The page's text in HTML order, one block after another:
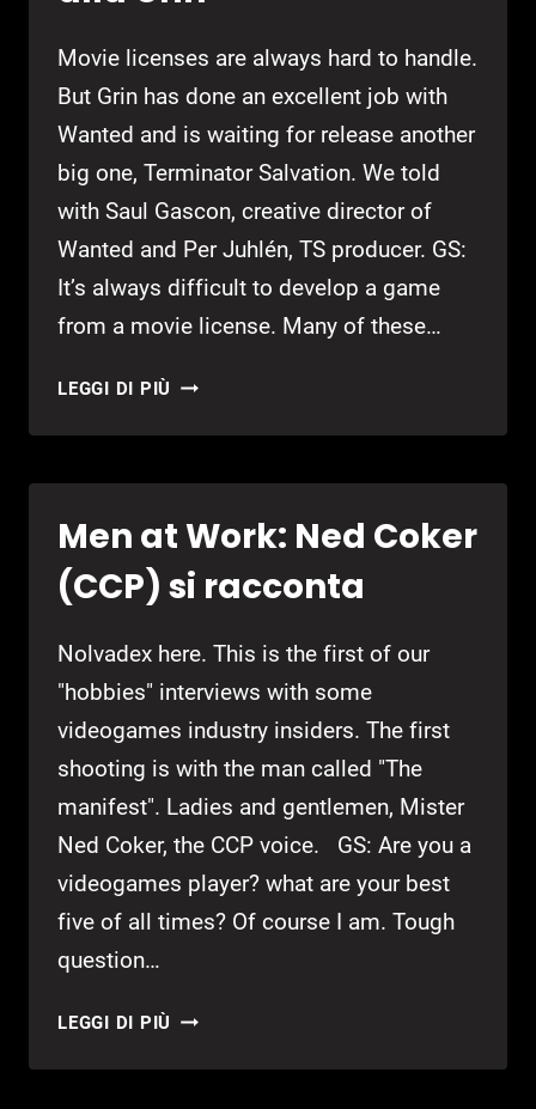
Movie licenses are always hard to handle.
But Grin has done an excellent job with
Wanted and is waiting for release another
big one, Terminator Salvation. We told
with Saul Gascon, creative director of
Wanted and Per Juhlén, TS producer. GS:
It’s always difficult to develop a game
from a movie license. Many of these…
LEGGI DI PIÙ WANTED/TERMINATOR
INTERVISTA
Men at Work: Ned Coker
(CCP) si racconta
Nolvadex here. This is the first of our
"hobbies" interviews with some
videogames industry insiders. The first
shooting is with the man called "The
manifest". Ladies and gentlemen, Mister
Ned Coker, the CCP voice. GS: Are you a
videogames player? what are your best
five of all times? Of course I am. Tough
question…
LEGGI DI PIÙ MEN
WORK: